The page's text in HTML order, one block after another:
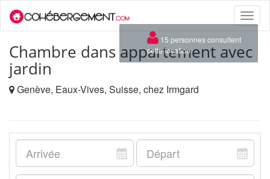
Toggle
Chambre dans appartement avec
jardin
Genève, Eaux-Vives, Suisse, chez Irmgard
×
15 personnes consultent
cette location